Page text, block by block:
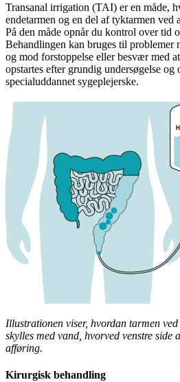
Transanal irrigation (TAI) er en måde,
endetarmen og en del af tyktarmen ved
På den måde opnår du kontrol over tid
Behandlingen kan bruges til problemer
og mod forstoppelse eller besvær med
opstartes efter grundig undersøgelse
specialuddannet sygeplejerske.
Illustrationen viser, hvordan tarmen
skylles med vand, hvorved venstre side
afføring.
Kirurgisk behandling